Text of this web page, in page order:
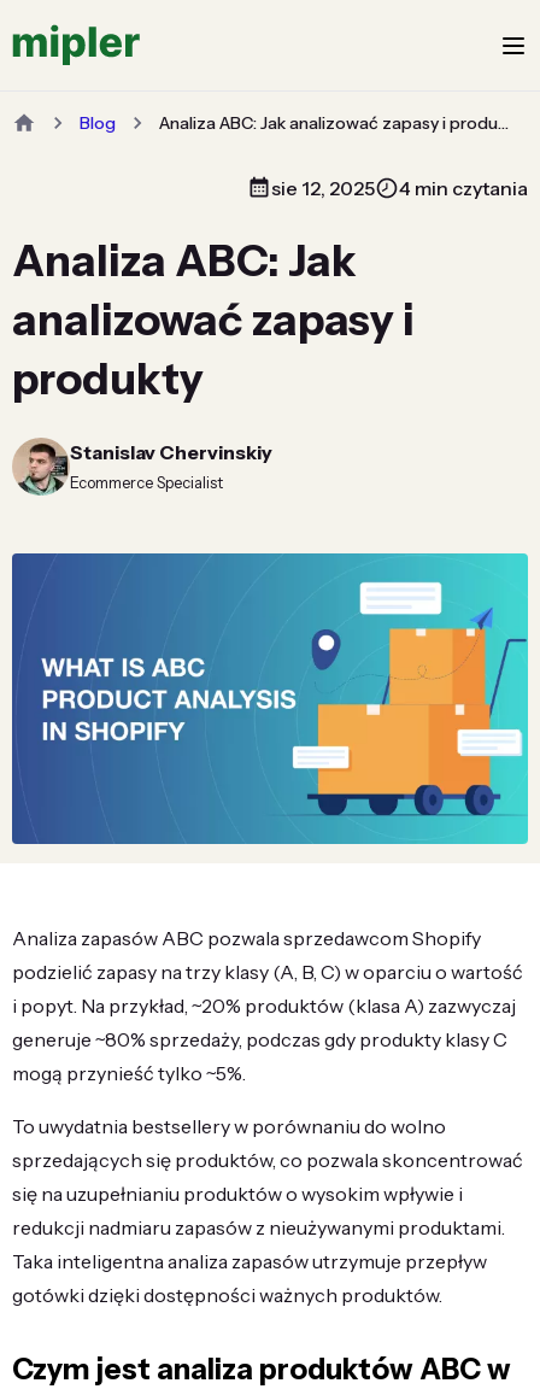
Blog Analiza ABC: Jak analizować zapasy i produkty
sie 12, 2025 4 min czytania
Analiza ABC: Jak
analizować zapasy i
produkty
Stanislav Chervinskiy
Ecommerce Specialist
Analiza zapasów ABC pozwala sprzedawcom Shopify
podzielić zapasy na trzy klasy (A, B, C) w oparciu o wartość
i popyt. Na przykład, ~20% produktów (klasa A) zazwyczaj
generuje ~80% sprzedaży, podczas gdy produkty klasy C
mogą przynieść tylko ~5%.
To uwydatnia bestsellery w porównaniu do wolno
sprzedających się produktów, co pozwala skoncentrować
się na uzupełnianiu produktów o wysokim wpływie i
redukcji nadmiaru zapasów z nieużywanymi produktami.
Taka inteligentna analiza zapasów utrzymuje przepływ
gotówki dzięki dostępności ważnych produktów.
Czym jest analiza produktów ABC w